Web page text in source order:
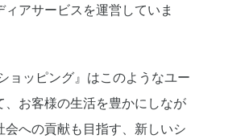
ィアサービスを運営していま
ショッピング』はこのようなユー
、お客様の生活を豊かにしなが
会への貢献も目指す、新しいシ